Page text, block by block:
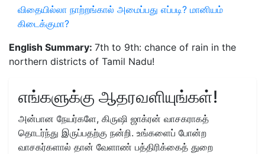
விதையில்லா நாற்றங்கால் அமைப்பது எப்படி? மானியம்
கிடைக்குமா?
English Summary: 7th to 9th: chance of rain in the
northern districts of Tamil Nadu!
எங்களுக்கு ஆதரவளியுங்கள்!
அன்பான நேயர்களே, கிருஷி ஜாக்ரன் வாசகராகத்
தொடர்ந்து இருப்பதற்கு நன்றி. உங்களைப் போன்ற
வாசகர்களால் தான் வேளாண் பத்திரிக்கைத் துறை